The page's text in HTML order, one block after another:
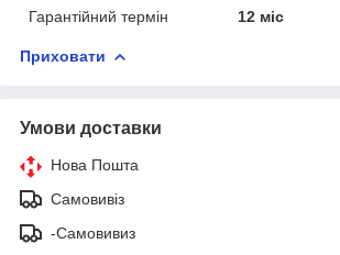
Гарантійний термін
12 міс
Приховати
Умови доставки
Нова Пошта
Самовивіз
-Самовивиз